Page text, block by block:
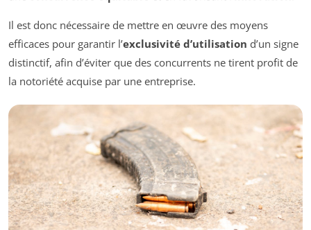
Il est donc nécessaire de mettre en œuvre des moyens
efficaces pour garantir l’exclusivité d’utilisation d’un signe
distinctif, afin d’éviter que des concurrents ne tirent profit de
la notoriété acquise par une entreprise.